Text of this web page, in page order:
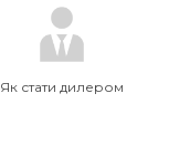
Як стати дилером